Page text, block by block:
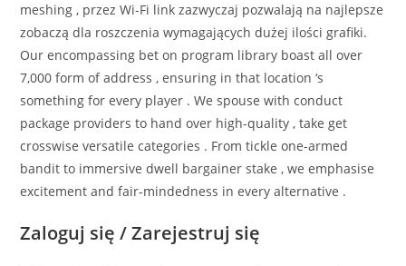
meshing , przez Wi-Fi link zazwyczaj pozwalają na najlepsze
zobaczą dla roszczenia wymagających dużej ilości grafiki.
Our encompassing bet on program library boast all over
7,000 form of address , ensuring in that location ‘s
something for every player . We spouse with conduct
package providers to hand over high-quality , take get
crosswise versatile categories . From tickle one-armed
bandit to immersive dwell bargainer stake , we emphasise
excitement and fair-mindedness in every alternative .
Zaloguj się / Zarejestruj się